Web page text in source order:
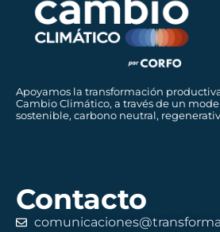
Apoyamos la transformación
Cambio Climático, a través de un
sostenible, carbono neutral,
Contacto